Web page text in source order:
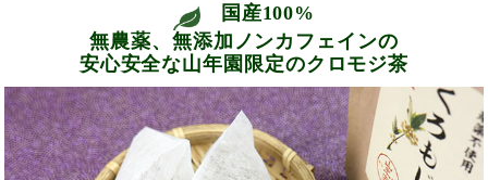
国産100%
無農薬、無添加ノンカフェインの
安心安全な山年園限定のクロモジ茶